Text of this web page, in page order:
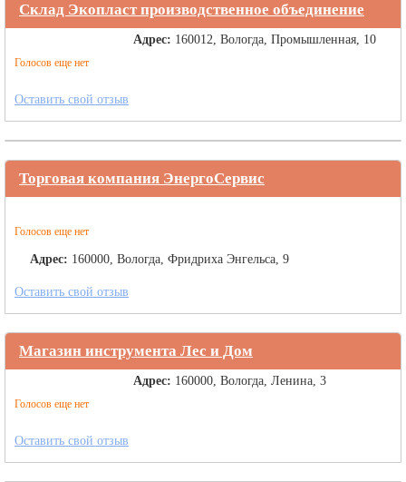
Склад Экопласт производственное объединение
Голосов еще нет
Адрес: 160012, Вологда, Промышленная, 10
Оставить свой отзыв
Торговая компания ЭнергоСервис
Голосов еще нет
Адрес: 160000, Вологда, Фридриха Энгельса, 9
Оставить свой отзыв
Магазин инструмента Лес и Дом
Голосов еще нет
Адрес: 160000, Вологда, Ленина, 3
Оставить свой отзыв